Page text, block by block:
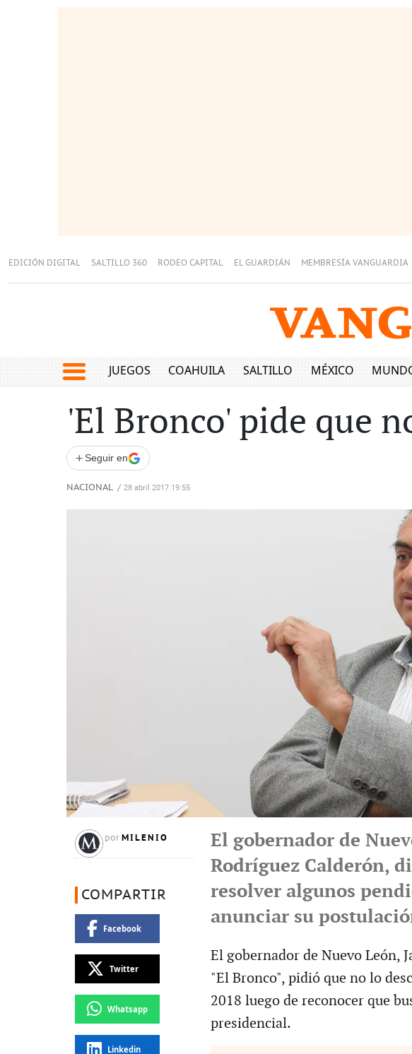
EDICIÓN DIGITAL SALTILLO 360 RODEO CAPITAL EL GUARDIÁN MEMBRESÍA VANGUARDIA
JUEGOS COAHUILA SALTILLO MÉXICO
'El Bronco' pide que
+ Seguir en
NACIONAL / 28 abril 2017 19:55
por MILENIO
COMPARTIR
Facebook
Twitter
Whatsapp
Linkedin
El gobernador de
Rodríguez Calderón,
resolver algunos
anunciar su
El gobernador de Nuevo León,
"El Bronco", pidió que no lo
2018 luego de reconocer que
presidencial.